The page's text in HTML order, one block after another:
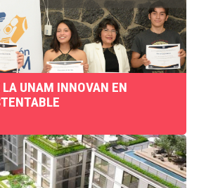
UNAM INNOVAN EN